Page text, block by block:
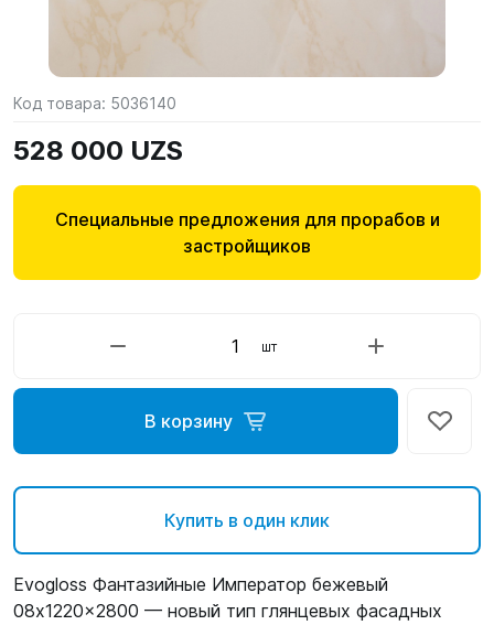
Код товара: 5036140
528 000 UZS
Специальные предложения для прорабов и
застройщиков
шт
В корзину
Купить в один клик
Evogloss Фантазийные Император бежевый
08x1220x2800 — новый тип глянцевых фасадных